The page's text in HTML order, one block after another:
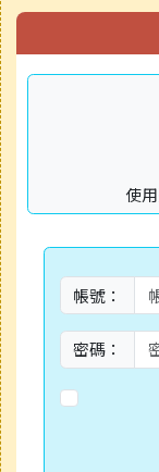
右邊區域內容
使
帳號：
密碼：